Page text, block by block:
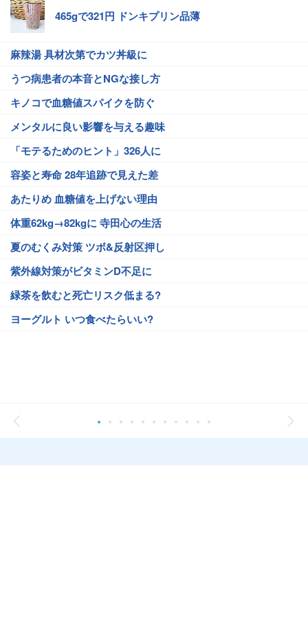
465gで321円 ドンキプリン品薄
麻辣湯 具材次第でカツ丼級に
うつ病患者の本音とNGな接し方
キノコで血糖値スパイクを防ぐ
メンタルに良い影響を与える趣味
「モテるためのヒント」326人に
容姿と寿命 28年追跡で見えた差
あたりめ 血糖値を上げない理由
体重62kg→82kgに 寺田心の生活
夏のむくみ対策 ツボ&反射区押し
紫外線対策がビタミンD不足に
緑茶を飲むと死亡リスク低まる?
ヨーグルト いつ食べたらいい?